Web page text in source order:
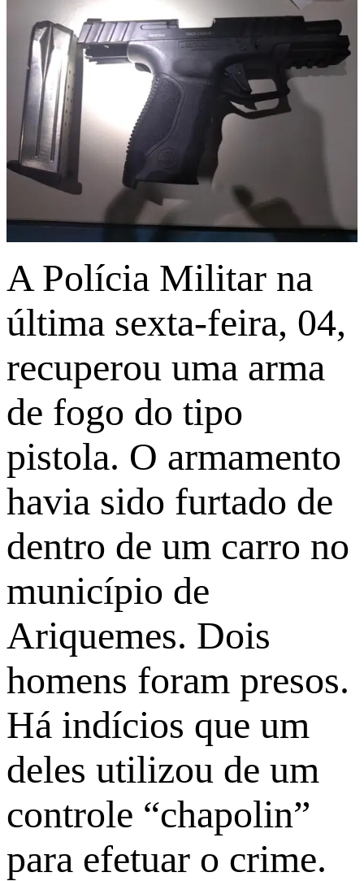
A Polícia Militar na
última sexta-feira, 04,
recuperou uma arma
de fogo do tipo
pistola. O armamento
havia sido furtado de
dentro de um carro no
município de
Ariquemes. Dois
homens foram presos.
Há indícios que um
deles utilizou de um
controle “chapolin”
para efetuar o crime.